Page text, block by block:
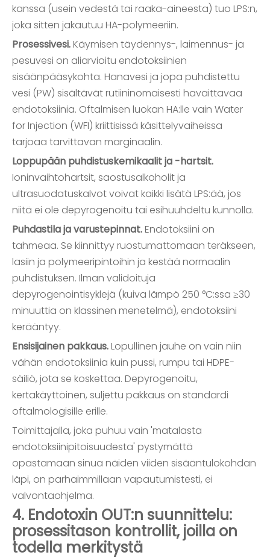
kanssa (usein vedestä tai raaka-aineesta) tuo LPS:n,
joka sitten jakautuu HA-polymeeriin.
Prosessivesi.Käymisen täydennys-, laimennus- ja
pesuvesi on aliarvioitu endotoksiinien
sisäänpääsykohta. Hanavesi ja jopa puhdistettu
vesi (PW) sisältävät rutiininomaisesti havaittavaa
endotoksiinia. Oftalmisen luokan HA:lle vain Water
for Injection (WFI) kriittisissä käsittelyvaiheissa
tarjoaa tarvittavan marginaalin.
Loppupään puhdistuskemikaalit ja -hartsit.
Ioninvaihtohartsit, saostusalkoholit ja
ultrasuodatuskalvot voivat kaikki lisätä LPS:ää, jos
niitä ei ole depyrogenoitu tai esihuuhdeltu kunnolla.
Puhdastila ja varustepinnat.Endotoksiini on
tahmeaa. Se kiinnittyy ruostumattomaan teräkseen,
lasiin ja polymeeripintoihin ja kestää normaalin
puhdistuksen. Ilman validoituja
depyrogenointisyklejä (kuiva lämpö 250 °C:ssa ≥30
minuuttia on klassinen menetelmä), endotoksiini
kerääntyy.
Ensisijainen pakkaus.Lopullinen jauhe on vain niin
vähän endotoksiinia kuin pussi, rumpu tai HDPE-
säiliö, jota se koskettaa. Depyrogenoitu,
kertakäyttöinen, suljettu pakkaus on standardi
oftalmologisille erille.
Toimittajalla, joka puhuu vain 'matalasta
endotoksiinipitoisuudesta' pystymättä
opastamaan sinua näiden viiden sisääntulokohdan
läpi, on parhaimmillaan vapautumistesti, ei
valvontaohjelma.
4. Endotoxin OUT:n suunnittelu:
prosessitason kontrollit, joilla on
todella merkitystä